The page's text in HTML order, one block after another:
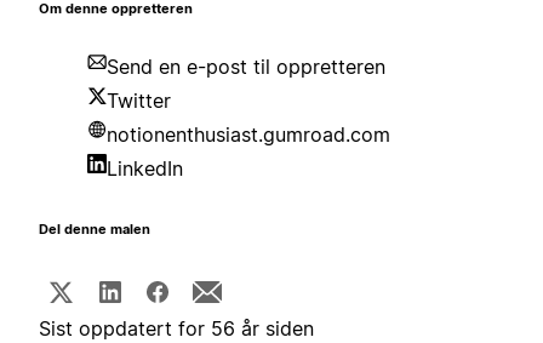
Om denne oppretteren
Send en e-post til oppretteren
Twitter
notionenthusiast.gumroad.com
LinkedIn
Del denne malen
Sist oppdatert for 56 år siden